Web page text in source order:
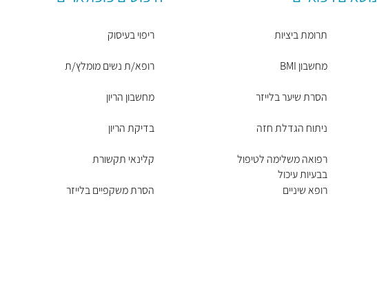
תרומת ביציות
מחשבון BMI
הסרת שיער בלייזר
ניתוח הגדלת חזה
רפואה משלימה לטיפול
בבעיות עיכול
רופא שיניים
ריפוי בעיסוק
רופא/ת נשים מומלץ/ת
מחשבון הריון
בדיקת הריון
קלינאי תקשורת
הסרת משקפיים בלייזר